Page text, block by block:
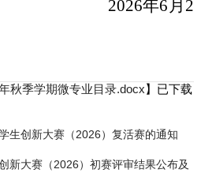
年6 月 2
秋季学期微专业目录.docx】已下载
生创新大赛（2026）复活赛的通知
新大赛（2026）初赛评审结果公布及